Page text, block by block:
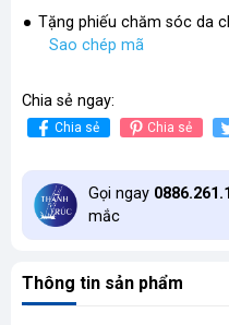
Tặng phiếu chăm sóc da
Sao chép mã
Chia sẻ ngay:
Chia sẻ Chia sẻ
Gọi ngay
mắc
Thông tin sản phẩm